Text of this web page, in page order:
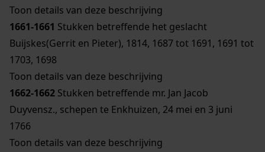
Toon details van deze beschrijving
1661-1661 Stukken betreffende het geslacht
Buijskes(Gerrit en Pieter), 1814, 1687 tot 1691, 1691 tot
1703, 1698
Toon details van deze beschrijving
1662-1662 Stukken betreffende mr. Jan Jacob
Duyvensz., schepen te Enkhuizen, 24 mei en 3 juni
1766
Toon details van deze beschrijving